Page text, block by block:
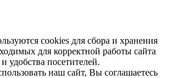
cookies для сбора и хранения
для корректной работы сайта
и удобства посетителей.
наш сайт, Вы соглашаетесь